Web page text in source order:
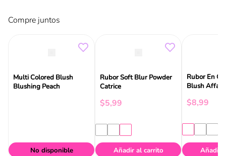
Compre juntos
Multi Colored Blush
Blushing Peach
No disponible
Rubor Soft Blur Powder
Catrice
$5,99
Añadir al carrito
Rubor En
Blush Affair
$8,99
Añadir